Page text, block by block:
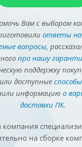
Вам с выбором
ответы
вопросы,
про нашу
поддержку
доступные
информацию о
доставки ПК.
на сборке